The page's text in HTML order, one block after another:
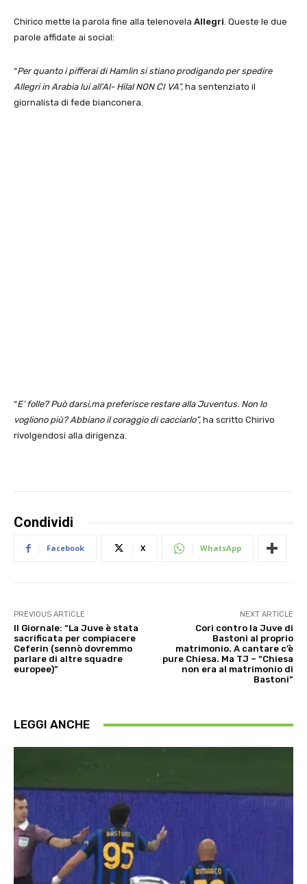
Chirico mette la parola fine alla telenovela Allegri. Queste le due
parole affidate ai social:
“Per quanto i pifferai di Hamlin si stiano prodigando per spedire
Allegri in Arabia lui all’Al- Hilal NON CI VA”, ha sentenziato il
giornalista di fede bianconera.
“E’ folle? Può darsi,ma preferisce restare alla Juventus. Non lo
vogliono più? Abbiano il coraggio di cacciarlo”, ha scritto Chirivo
rivolgendosi alla dirigenza.
Condividi
Facebook X WhatsApp
PREVIOUS ARTICLE
Il Giornale: “La Juve è stata
sacrificata per compiacere
Ceferin (sennò dovremmo
parlare di altre squadre
europee)”
NEXT ARTICLE
Cori contro la Juve di
Bastoni al proprio
matrimonio. A cantare c’è
pure Chiesa. Ma TJ – “Chiesa
non era al matrimonio di
Bastoni”
LEGGI ANCHE